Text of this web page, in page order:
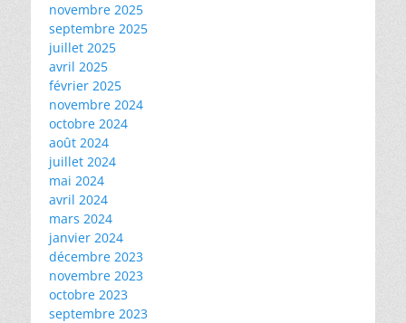
novembre 2025
septembre 2025
juillet 2025
avril 2025
février 2025
novembre 2024
octobre 2024
août 2024
juillet 2024
mai 2024
avril 2024
mars 2024
janvier 2024
décembre 2023
novembre 2023
octobre 2023
septembre 2023